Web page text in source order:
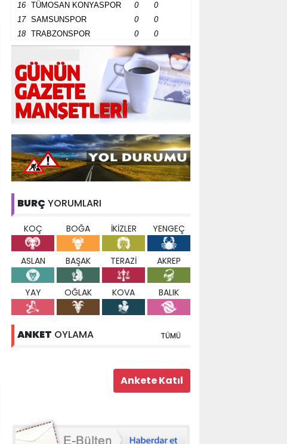
16
TÜMOSAN KONYASPOR 0
0
17
SAMSUNSPOR 0
0
18
TRABZONSPOR 0 0
BURÇ YORUMLARI
KOÇ BOĞA İKİZLER YENGEÇ
ASLAN BAŞAK TERAZİ AKREP
YAY OĞLAK KOVA BALIK
ANKET OYLAMA TÜMÜ